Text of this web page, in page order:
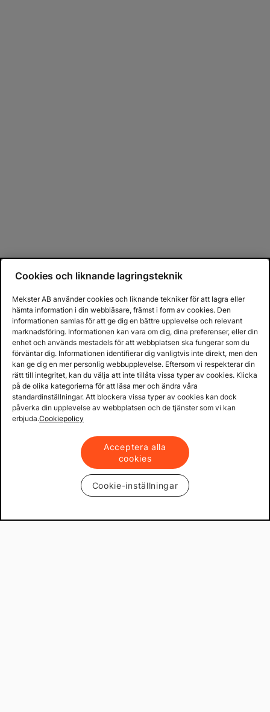
Cookies och liknande lagringsteknik
Mekster AB använder cookies och liknande tekniker för att lagra eller
hämta information i din webbläsare, främst i form av cookies. Den
informationen samlas för att ge dig en bättre upplevelse och relevant
marknadsföring. Informationen kan vara om dig, dina preferenser, eller din
enhet och används mestadels för att webbplatsen ska fungerar som du
förväntar dig. Informationen identifierar dig vanligtvis inte direkt, men den
kan ge dig en mer personlig webbupplevelse. Eftersom vi respekterar din
rätt till integritet, kan du välja att inte tillåta vissa typer av cookies. Klicka
på de olika kategorierna för att läsa mer och ändra våra
standardinställningar. Att blockera vissa typer av cookies kan dock
påverka din upplevelse av webbplatsen och de tjänster som vi kan
erbjuda.Cookiepolicy
Acceptera alla
cookies
Cookie-inställningar